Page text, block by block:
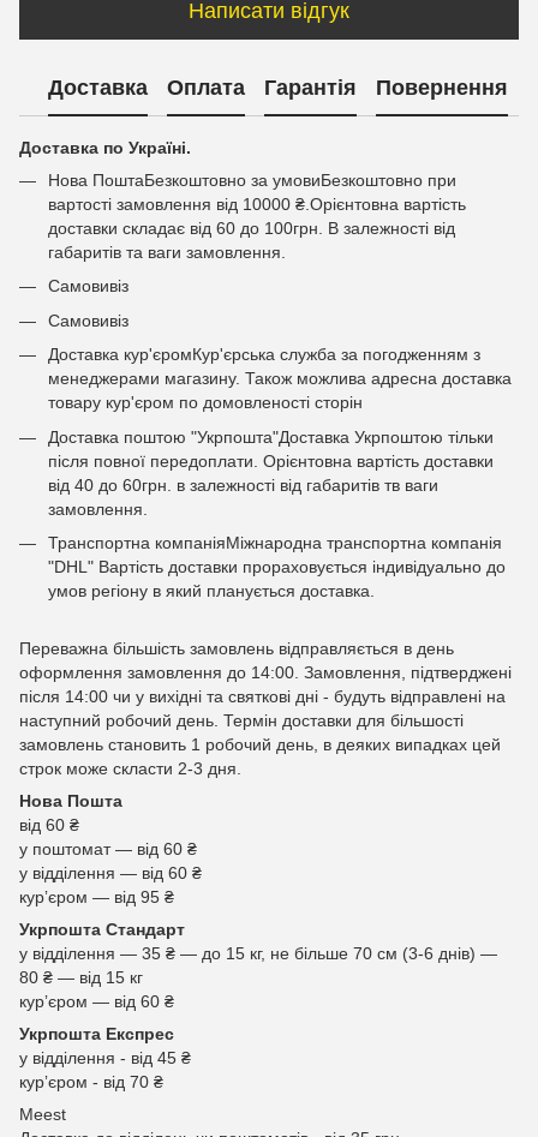
Написати відгук
Доставка Оплата Гарантія Повернення
Доставка по Україні.
Нова ПоштаБезкоштовно за умовиБезкоштовно при
вартості замовлення від 10000 ₴.Орієнтовна вартість
доставки складає від 60 до 100грн. В залежності від
габаритів та ваги замовлення.
Самовивіз
Самовивіз
Доставка кур'єромКур'єрська служба за погодженням з
менеджерами магазину. Також можлива адресна доставка
товару кур'єром по домовленості сторін
Доставка поштою "Укрпошта"Доставка Укрпоштою тільки
після повної передоплати. Орієнтовна вартість доставки
від 40 до 60грн. в залежності від габаритів тв ваги
замовлення.
Транспортна компаніяМіжнародна транспортна компанія
"DHL" Вартість доставки прораховується індивідуально до
умов регіону в який планується доставка.
Переважна більшість замовлень відправляється в день
оформлення замовлення до 14:00. Замовлення, підтверджені
після 14:00 чи у вихідні та святкові дні - будуть відправлені на
наступний робочий день. Термін доставки для більшості
замовлень становить 1 робочий день, в деяких випадках цей
строк може скласти 2-3 дня.
Нова Пошта
від 60 ₴
у поштомат — від 60 ₴
у відділення — від 60 ₴
курʼєром — від 95 ₴
Укрпошта Стандарт
у відділення — 35 ₴ — до 15 кг, не більше 70 см (3-6 днів) —
80 ₴ — від 15 кг
курʼєром — від 60 ₴
Укрпошта Експрес
у відділення - від 45 ₴
курʼєром - від 70 ₴
Meest